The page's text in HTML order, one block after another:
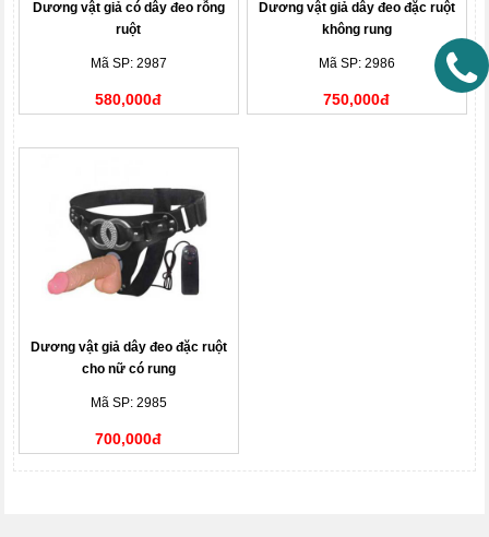
Dương vật giả có dây đeo rỗng
ruột
Mã SP: 2987
580,000đ
Dương vật giả dây đeo đặc ruột
không rung
Mã SP: 2986
750,000đ
Dương vật giả dây đeo đặc ruột
cho nữ có rung
Mã SP: 2985
700,000đ